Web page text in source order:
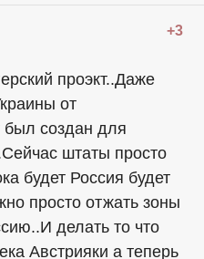
+3
проэкт..Даже
от
был создан для
штаты просто
будет Россия будет
просто отжать зоны
делать то что
Австрияки а теперь